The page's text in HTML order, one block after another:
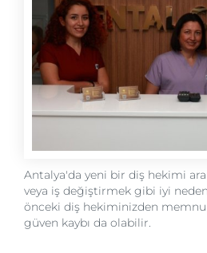
Antalya'da yeni bir diş hekimi
veya iş değiştirmek gibi iyi
önceki diş hekiminizden
güven kaybı da olabilir.